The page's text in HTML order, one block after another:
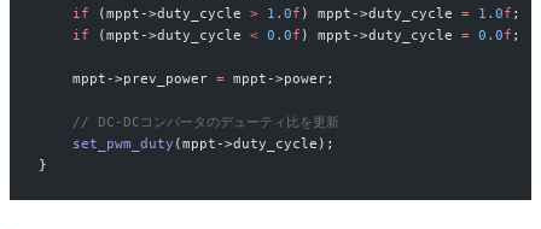
    if
(mppt->duty_cycle > 1.0f ) mppt->duty_cycle = 1.0f ;
    if
(mppt->duty_cycle < 0.0f ) mppt->duty_cycle = 0.0f ;
    mppt->prev_power
= mppt->power;
    // DC-DCコンバータのデューティ比を更新
    set_pwm_duty
(mppt->duty_cycle);
}